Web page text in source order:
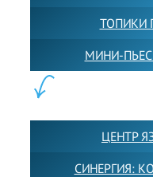
ТОПИКИ
МИНИ-
ЦЕНТР
СИНЕРГИЯ: